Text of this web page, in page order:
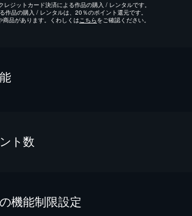
ジットカード決済による作品の購入 / レンタルです。
作品の購入 / レンタルは、20％のポイント還元です。
品があります。くわしくはこちらをご確認ください。
ト数
機能制限設定